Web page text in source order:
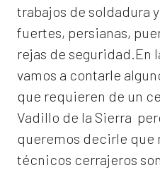
trabajos de soldadura
fuertes, persianas,
rejas de seguridad.En
vamos a contarle
que requieren de un
Vadillo de la Sierra
queremos decirle que
técnicos cerrajeros